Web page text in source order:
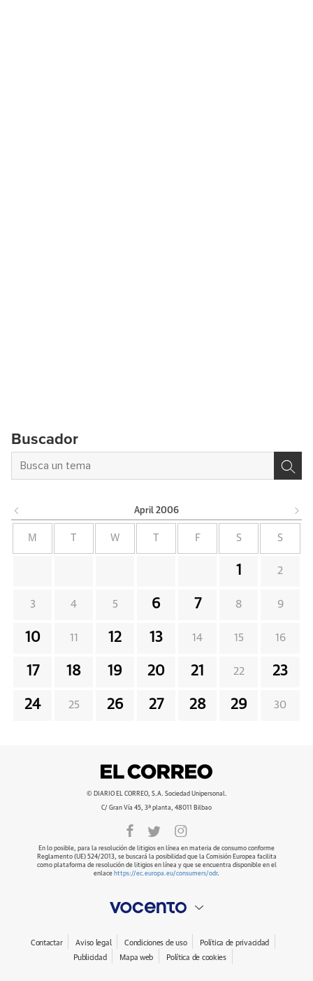
Buscador
April 2006
M W F S S
1 2
3 4 5 6 7 8 9
10 11 12 13 14 15 16
17 18 19 20 21 22 23
24 25 26 27 28 29 30
© DIARIO EL CORREO, S.A. Sociedad Unipersonal.
C/ Gran Vía 45, 3ª planta, 48011 Bilbao
En lo posible, para la resolución de litigios en línea en materia de consumo conforme
Reglamento (UE) 524/2013, se buscará la posibilidad que la Comisión Europea facilita
como plataforma de resolución de litigios en línea y que se encuentra disponible en el
enlace https://ec.europa.eu/consumers/odr.
Contactar Aviso legal Condiciones de uso
Política de privacidad
Publicidad
Mapa web Política de cookies